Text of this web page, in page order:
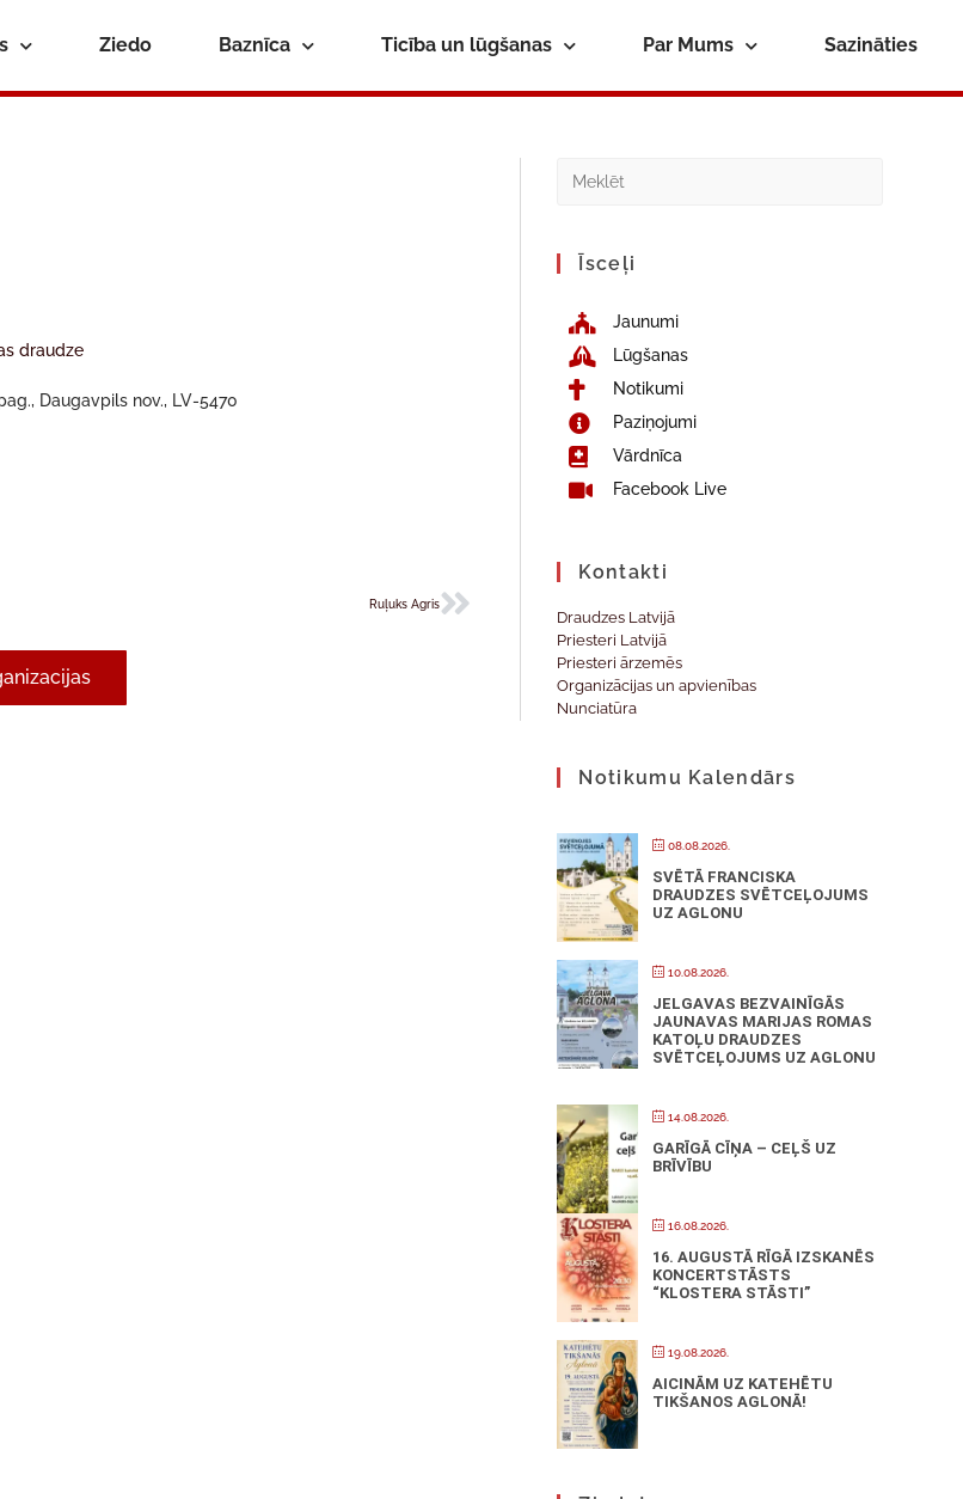
Ziedo Baznīca Ticība un lūgšanas Par Mums Sazināties
draudze
Daugavpils nov., LV-5470
Ruļuks Agris
Īsceļi
Jaunumi
Lūgšanas
Notikumi
Paziņojumi
Vārdnīca
Facebook Live
Kontakti
Draudzes Latvijā
Priesteri Latvijā
Priesteri ārzemēs
Organizācijas un apvienības
Nunciatūra
Notikumu Kalendārs
08.08.2026.
SVĒTĀ FRANCISKA
DRAUDZES SVĒTCEĻOJUMS
UZ AGLONU
10.08.2026.
JELGAVAS BEZVAINĪGĀS
JAUNAVAS MARIJAS ROMAS
KATOĻU DRAUDZES
SVĒTCEĻOJUMS UZ AGLONU
14.08.2026.
GARĪGĀ CĪŅA – CEĻŠ UZ
BRĪVĪBU
16.08.2026.
16. AUGUSTĀ RĪGĀ IZSKANĒS
KONCERTSTĀSTS
“KLOSTERA STĀSTI”
19.08.2026.
AICINĀM UZ KATEHĒTU
TIKŠANOS AGLONĀ!